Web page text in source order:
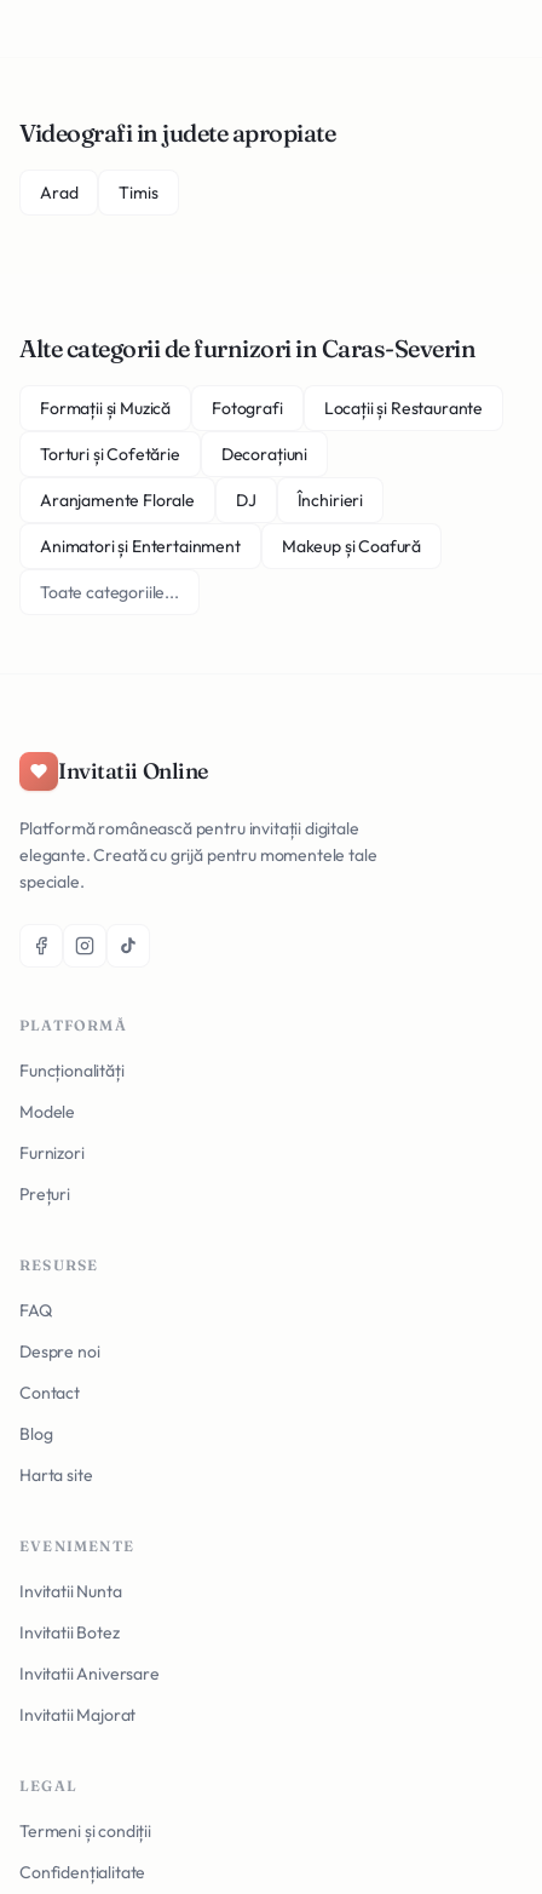
Videografi in judete apropiate
Arad Timis
Alte categorii de furnizori in Caras-Severin
Formații și Muzică Fotografi Locații și Restaurante
Torturi și Cofetărie Decorațiuni
Aranjamente Florale DJ Închirieri
Animatori și Entertainment Makeup și Coafură
Toate categoriile...
Invitatii Online
Platformă românească pentru invitații digitale
elegante. Creată cu grijă pentru momentele tale
speciale.
PLATFORMĂ
Funcționalități
Modele
Furnizori
Prețuri
RESURSE
FAQ
Despre noi
Contact
Blog
Harta site
EVENIMENTE
Invitatii Nunta
Invitatii Botez
Invitatii Aniversare
Invitatii Majorat
LEGAL
Termeni și condiții
Confidențialitate